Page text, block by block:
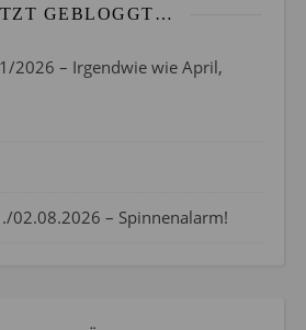
GEBLOGGT…
2026 – Irgendwie wie April,
02.08.2026 – Spinnenalarm!